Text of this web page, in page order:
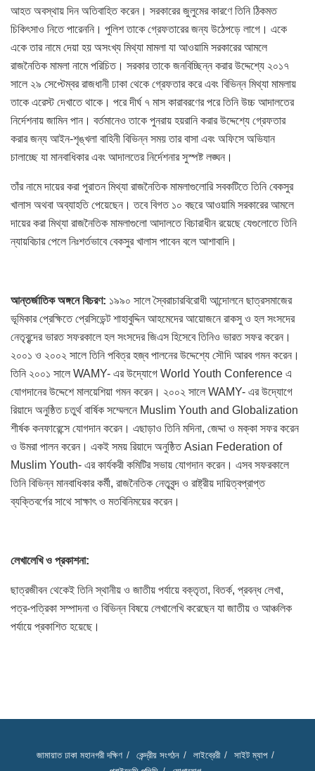
আহত অবস্থায় দিন অতিবাহিত করেন। সরকারের জুলুমের কারণে তিনি ঠিকমত
চিকিৎসাও নিতে পারেননি। পুলিশ তাকে গ্রেফতারের জন্য উঠেপড়ে লাগে। একে
একে তার নামে দেয়া হয় অসংখ্য মিথ্যা মামলা যা আওয়ামি সরকারের আমলে
রাজনৈতিক মামলা নামে পরিচিত। সরকার তাকে জনবিচ্ছিন্ন করার উদ্দেশ্যে ২০১৭
সালে ২৯ সেপ্টেম্বর রাজধানী ঢাকা থেকে গ্রেফতার করে এবং বিভিন্ন মিথ্যা মামলায়
তাকে এরেস্ট দেখাতে থাকে। পরে দীর্ঘ ৭ মাস কারাবরণের পরে তিনি উচ্চ আদালতের
নির্দেশনায় জামিন পান। বর্তমানেও তাকে পুনরায় হয়রানি করার উদ্দেশ্যে গ্রেফতার
করার জন্য আইন-শৃঙ্খলা বাহিনী বিভিন্ন সময় তার বাসা এবং অফিসে অভিযান
চালাচ্ছে যা মানবাধিকার এবং আদালতের নির্দেশনার সুস্পষ্ট লঙ্ঘন।
তাঁর নামে দায়ের করা পুরাতন মিথ্যা রাজনৈতিক মামলাগুলোরি সবকটিতে তিনি বেকসুর
খালাস অথবা অব্যাহতি পেয়েছেন। তবে বিগত ১০ বছরে আওয়ামি সরকারের আমলে
দায়ের করা মিথ্যা রাজনৈতিক মামলাগুলো আদালতে বিচারাধীন রয়েছে যেগুলোতে তিনি
ন্যায়বিচার পেলে নিঃশর্তভাবে বেকসুর খালাস পাবেন বলে আশাবাদি।
আন্তর্জাতিক অঙ্গনে বিচরণ: ১৯৯০ সালে স্বৈরাচারবিরোধী আন্দোলনে ছাত্রসমাজের
ভূমিকার প্রেক্ষিতে প্রেসিডেন্ট শাহাবুদ্দিন আহমেদের আয়োজনে রাকসু ও হল সংসদের
নেতৃবৃন্দের ভারত সফরকালে হল সংসদের জিএস হিসেবে তিনিও ভারত সফর করেন।
২০০১ ও ২০০২ সালে তিনি পবিত্র হজ্ব পালনের উদ্দেশ্যে সৌদি আরব গমন করেন।
তিনি ২০০১ সালে WAMY- এর উদ্যোগে World Youth Conference এ
যোগদানের উদ্দেশে মালয়েশিয়া গমন করেন। ২০০২ সালে WAMY- এর উদ্যোগে
রিয়াদে অনুষ্ঠিত চতুর্থ বার্ষিক সম্মেলনে Muslim Youth and Globalization
শীর্ষক কনফারেন্সে যোগদান করেন। এছাড়াও তিনি মদিনা, জেদ্দা ও মক্কা সফর করেন
ও উমরা পালন করেন। একই সময় রিয়াদে অনুষ্ঠিত Asian Federation of
Muslim Youth- এর কার্যকরী কমিটির সভায় যোগদান করেন। এসব সফরকালে
তিনি বিভিন্ন মানবাধিকার কর্মী, রাজনৈতিক নেতৃবৃন্দ ও রাষ্ট্রীয় দায়িত্বপ্রাপ্ত
ব্যক্তিবর্গের সাথে সাক্ষাৎ ও মতবিনিময়ের করেন।
লেখালেখি ও প্রকাশনা:
ছাত্রজীবন থেকেই তিনি স্থানীয় ও জাতীয় পর্যায়ে বক্তৃতা, বিতর্ক, প্রবন্ধ লেখা,
পত্র-পত্রিকা সম্পাদনা ও বিভিন্ন বিষয়ে লেখালেখি করেছেন যা জাতীয় ও আঞ্চলিক
পর্যায়ে প্রকাশিত হয়েছে।
জামায়াত ঢাকা মহানগরী দক্ষিণ কেন্দ্রীয় সংগঠন লাইব্রেরী
সাইট ম্যাপ